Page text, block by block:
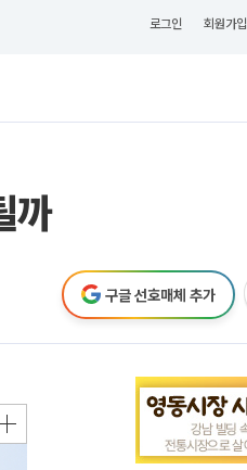
로그인 회원가입
까
구글 선호매체 추가